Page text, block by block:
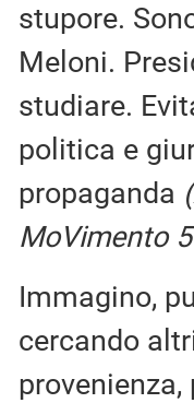
stupore.
Meloni.
studiare.
politica e
propaganda
MoVimento
Immagino,
cercando